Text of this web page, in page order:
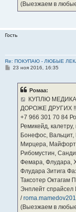
(Выезжаем в
Гость
Re: ПОКУПАЮ - ЛЮБЫЕ
С23 ноя 2016, 16:35
Ромаа:
КУПЛЮ
ДОРОЖЕ ДРУГИХ
‪+7 966 301 70 84‬
Ремикейд,
Бонефос, Вальцит,
Мирцера,
Рибомустин,
Фемара, Флудара,
Флудара Зитига
Таксотер Октагам
Энплейт
/
(Выезжаем в